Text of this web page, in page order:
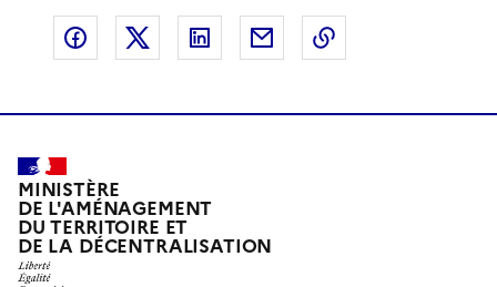
Partager sur Facebook
Partager sur XPartager sur LinkedIn
Partager par email
MINISTÈRE
DE L'AMÉNAGEMENT
DU TERRITOIRE ET
DE LA DÉCENTRALISATION